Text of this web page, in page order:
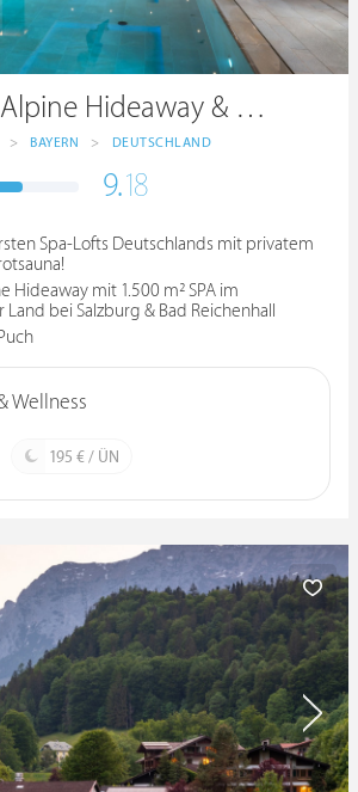
Klosterhof - Alpine Hideaway & Spa
> BAYERN > DEUTSCHLAND
9.18
Spa-Lofts Deutschlands mit privatem
Hideaway mit 1.500 m² SPA im
bei Salzburg & Bad Reichenhall
Wellness
195 € / ÜN